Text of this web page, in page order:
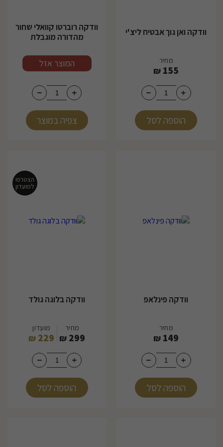
וודקה ואן גוך אבטיח ליצ'י
מחיר
155
₪
הוספה לסל
וודקה רוברטו קוואלי שחור
מהדורה מוגבלת
מחיר
המוצר אזל
צפיה במוצר
וודקה פינלאפ
מחיר
149
₪
הוספה לסל
וודקה בלוגה גולד
מחיר
299
₪
מועדון
229
₪
הוספה לסל
הצטרפו
למועדון